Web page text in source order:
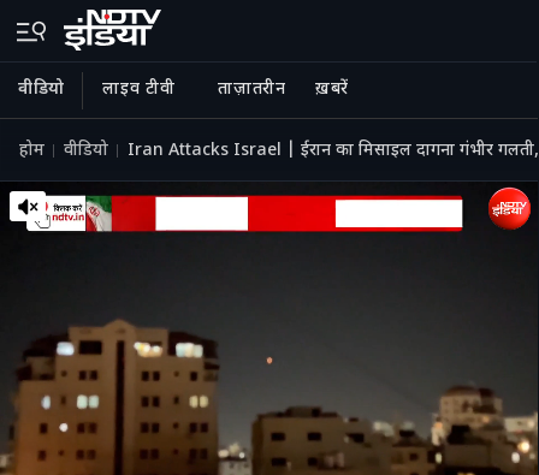
वीडियो लाइव टीवी ताज़ातरीन ख़बरें
होम वीडियो Iran Attacks Israel | ईरान का मिसाइल दागना गंभीर